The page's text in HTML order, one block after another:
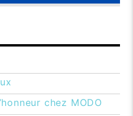
chez MODO